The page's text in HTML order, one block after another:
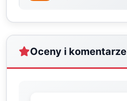
Oceny i komentarze